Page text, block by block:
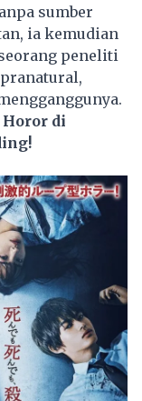
sumber
ia kemudian
peneliti
di